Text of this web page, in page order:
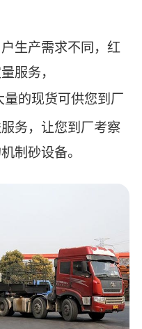
生产需求不同，红
服务，
量的现货可供您到厂
务，让您到厂考察
制砂设备。